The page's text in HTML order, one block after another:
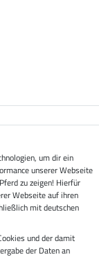
um dir ein
unserer Webseite
zu zeigen! Hierfür
Webseite auf ihren
mit deutschen
und der damit
der Daten an